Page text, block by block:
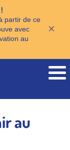
partir de ce
avec
au
×
au